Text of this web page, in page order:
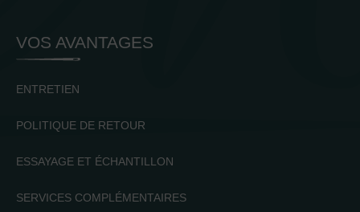
VOS AVANTAGES
ENTRETIEN
POLITIQUE DE RETOUR
ESSAYAGE ET ÉCHANTILLON
SERVICES COMPLÉMENTAIRES